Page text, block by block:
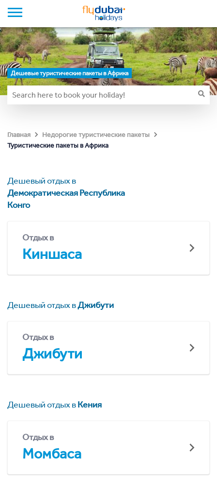
Дешевые туристические пакеты в Африка
Главная
Недорогие туристические пакеты
Туристические пакеты в Африка
Дешевый отдых в
Демократическая Республика
Конго
Отдых в
Киншаса
Дешевый отдых вДжибути
Отдых в
Джибути
Дешевый отдых вКения
Отдых в
Момбаса